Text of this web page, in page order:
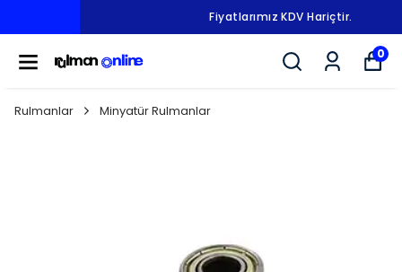
Fiyatlarımız KDV Hariçtir.
0
Rulmanlar Minyatür Rulmanlar